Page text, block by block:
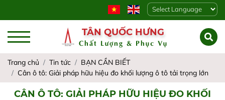
Powered by
TÂN QUỐC HƯNG
Chất Lượng & Phục Vụ
Trang chủ Tin tức
BẠN CẦN BIẾT
Cân ô tô: Giải pháp hữu hiệu đo khối lượng ô tô tải trọng lớn
CÂN Ô TÔ: GIẢI PHÁP HỮU HIỆU ĐO KHỐI